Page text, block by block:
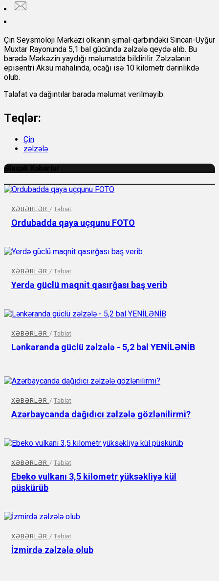
Çin Seysmoloji Mərkəzi ölkənin şimal-qərbindəki Sincan-Uyğur
Muxtar Rayonunda 5,1 bal gücündə zəlzələ qeydə alıb. Bu
barədə Mərkəzin yaydığı məlumatda bildirilir. Zəlzələnin
episentri Aksu mahalında, ocağı isə 10 kilometr dərinlikdə
olub.
Tələfat və dağıntılar barədə məlumat verilməyib.
Teqlər:
Çin
zəlzələ
Əlaqəli Xəbərlər
XƏBƏRLƏR / Təbiət
Ordubadda qaya uçqunu FOTO
XƏBƏRLƏR / Təbiət
Yerdə güclü maqnit qasırğası baş verib
XƏBƏRLƏR / Təbiət
Lənkəranda güclü zəlzələ - 5,2 bal YENİLƏNİB
XƏBƏRLƏR / Təbiət
Azərbaycanda dağıdıcı zəlzələ gözlənilirmi?
XƏBƏRLƏR / Təbiət
Ebeko vulkanı 3,5 kilometr yüksəkliyə kül
püskürüb
XƏBƏRLƏR / Təbiət
İzmirdə zəlzələ olub